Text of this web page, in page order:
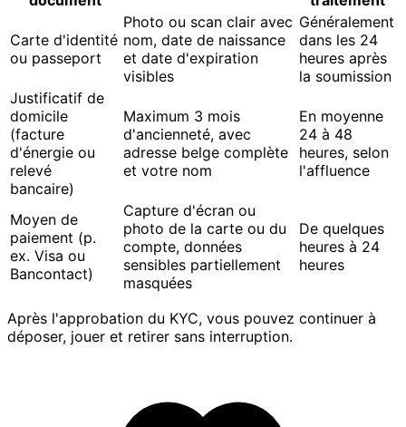
Carte d'identité
ou passeport
Photo ou scan clair avec
nom, date de naissance
et date d'expiration
visibles
Généralement
dans les 24
heures après
la soumission
Justificatif de
domicile
(facture
d'énergie ou
relevé
bancaire)
Maximum 3 mois
d'ancienneté, avec
adresse belge complète
et votre nom
En moyenne
24 à 48
heures, selon
l'affluence
Moyen de
paiement (p.
ex. Visa ou
Bancontact)
Capture d'écran ou
photo de la carte ou du
compte, données
sensibles partiellement
masquées
De quelques
heures à 24
heures
Après l'approbation du KYC, vous pouvez continuer à
déposer, jouer et retirer sans interruption.